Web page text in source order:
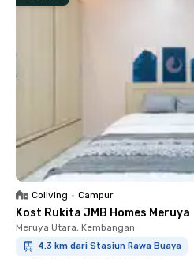
Coliving • Campur
Kost Rukita JMB Homes Meruya
Meruya Utara, Kembangan
4.3 km dari Stasiun Rawa Buaya